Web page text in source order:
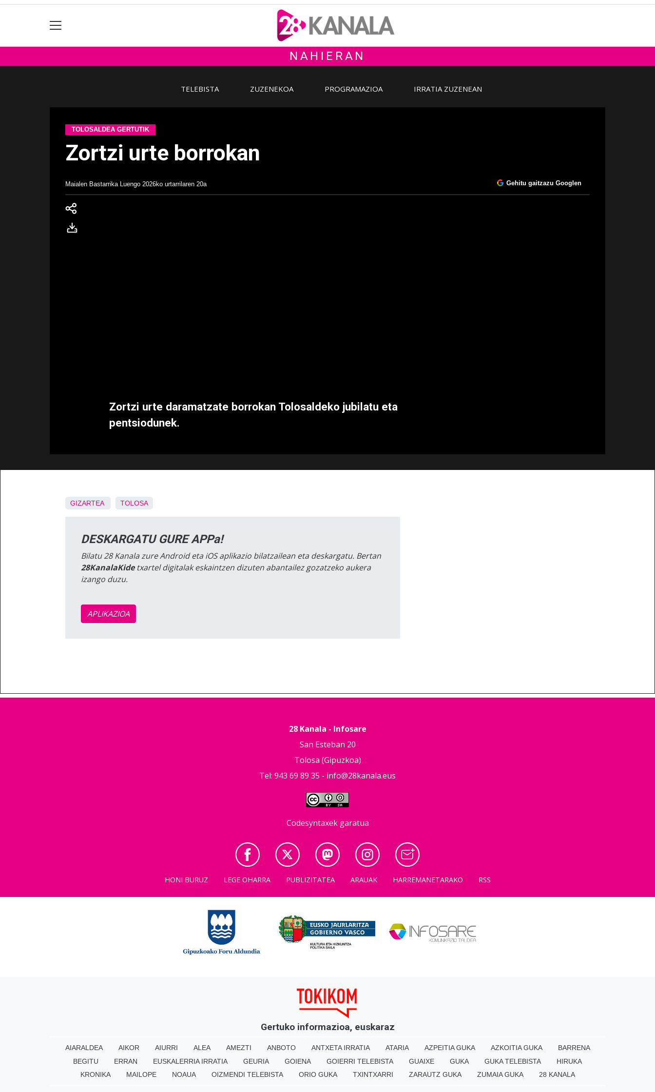
NAHIERAN
TELEBISTA ZUZENEKOA PROGRAMAZIOA IRRATIA ZUZENEAN
TOLOSALDEA GERTUTIK
Zortzi urte borrokan
Maialen Bastarrika Luengo 2026ko urtarrilaren 20a Gehitu gaitzazu Googlen
Zortzi urte daramatzate borrokan Tolosaldeko jubilatu eta
pentsiodunek.
GIZARTEA TOLOSA
DESKARGATU GURE APPa!
Bilatu 28 Kanala zure Android eta iOS aplikazio bilatzailean eta deskargatu. Bertan
28KanalaKidetxartel digitalak eskaintzen dizuten abantailez gozatzeko aukera
izango duzu.
APLIKAZIOA
28 Kanala - Infosare
San Esteban 20
Tolosa (Gipuzkoa)
Tel: 943 69 89 35 - info@28kanala.eus
Codesyntaxek garatua
HONI BURUZ LEGE OHARRA PUBLIZITATEA ARAUAK HARREMANETARAKO RSS
Gertuko informazioa, euskaraz
AIARALDEA AIKOR AIURRI ALEA AMEZTI ANBOTO ANTXETA IRRATIA ATARIA AZPEITIA GUKA AZKOITIA GUKA
BARRENA
BEGITU
ERRAN EUSKALERRIA IRRATIA GEURIA GOIENA GOIERRI TELEBISTA GUAIXE GUKA GUKA TELEBISTA
HIRUKA
KRONIKA
MAILOPE NOAUA OIZMENDI TELEBISTA ORIO GUKA TXINTXARRI ZARAUTZ GUKA ZUMAIA GUKA 28 KANALA